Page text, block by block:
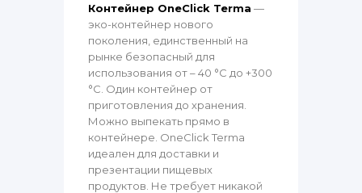
Контейнер OneClick Terma —
эко-контейнер нового
поколения, единственный на
рынке безопасный для
использования от – 40 °C до +300
°C. Один контейнер от
приготовления до хранения.
Можно выпекать прямо в
контейнере. OneClick Terma
идеален для доставки и
презентации пищевых
продуктов. Не требует никакой